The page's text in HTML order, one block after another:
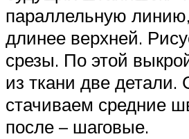
параллельную
длинее верхней.
срезы. По этой
из ткани две детали.
стачиваем средние
после – шаговые.